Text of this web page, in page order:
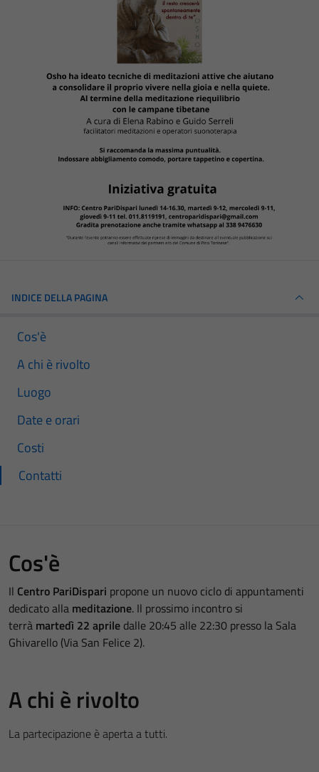
INDICE DELLA PAGINA
Cos'è
A chi è rivolto
Luogo
Date e orari
Costi
Contatti
Cos'è
Il Centro PariDispari propone un nuovo ciclo di appuntamenti
dedicato alla meditazione. Il prossimo incontro si
terrà martedì 22 aprile dalle 20:45 alle 22:30 presso la Sala
Ghivarello (Via San Felice 2).
A chi è rivolto
La partecipazione è aperta a tutti.